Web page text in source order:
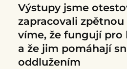
Výstupy jsme
zapracovali zpětnou
víme, že fungují pro
a že jim pomáhají
oddlužením